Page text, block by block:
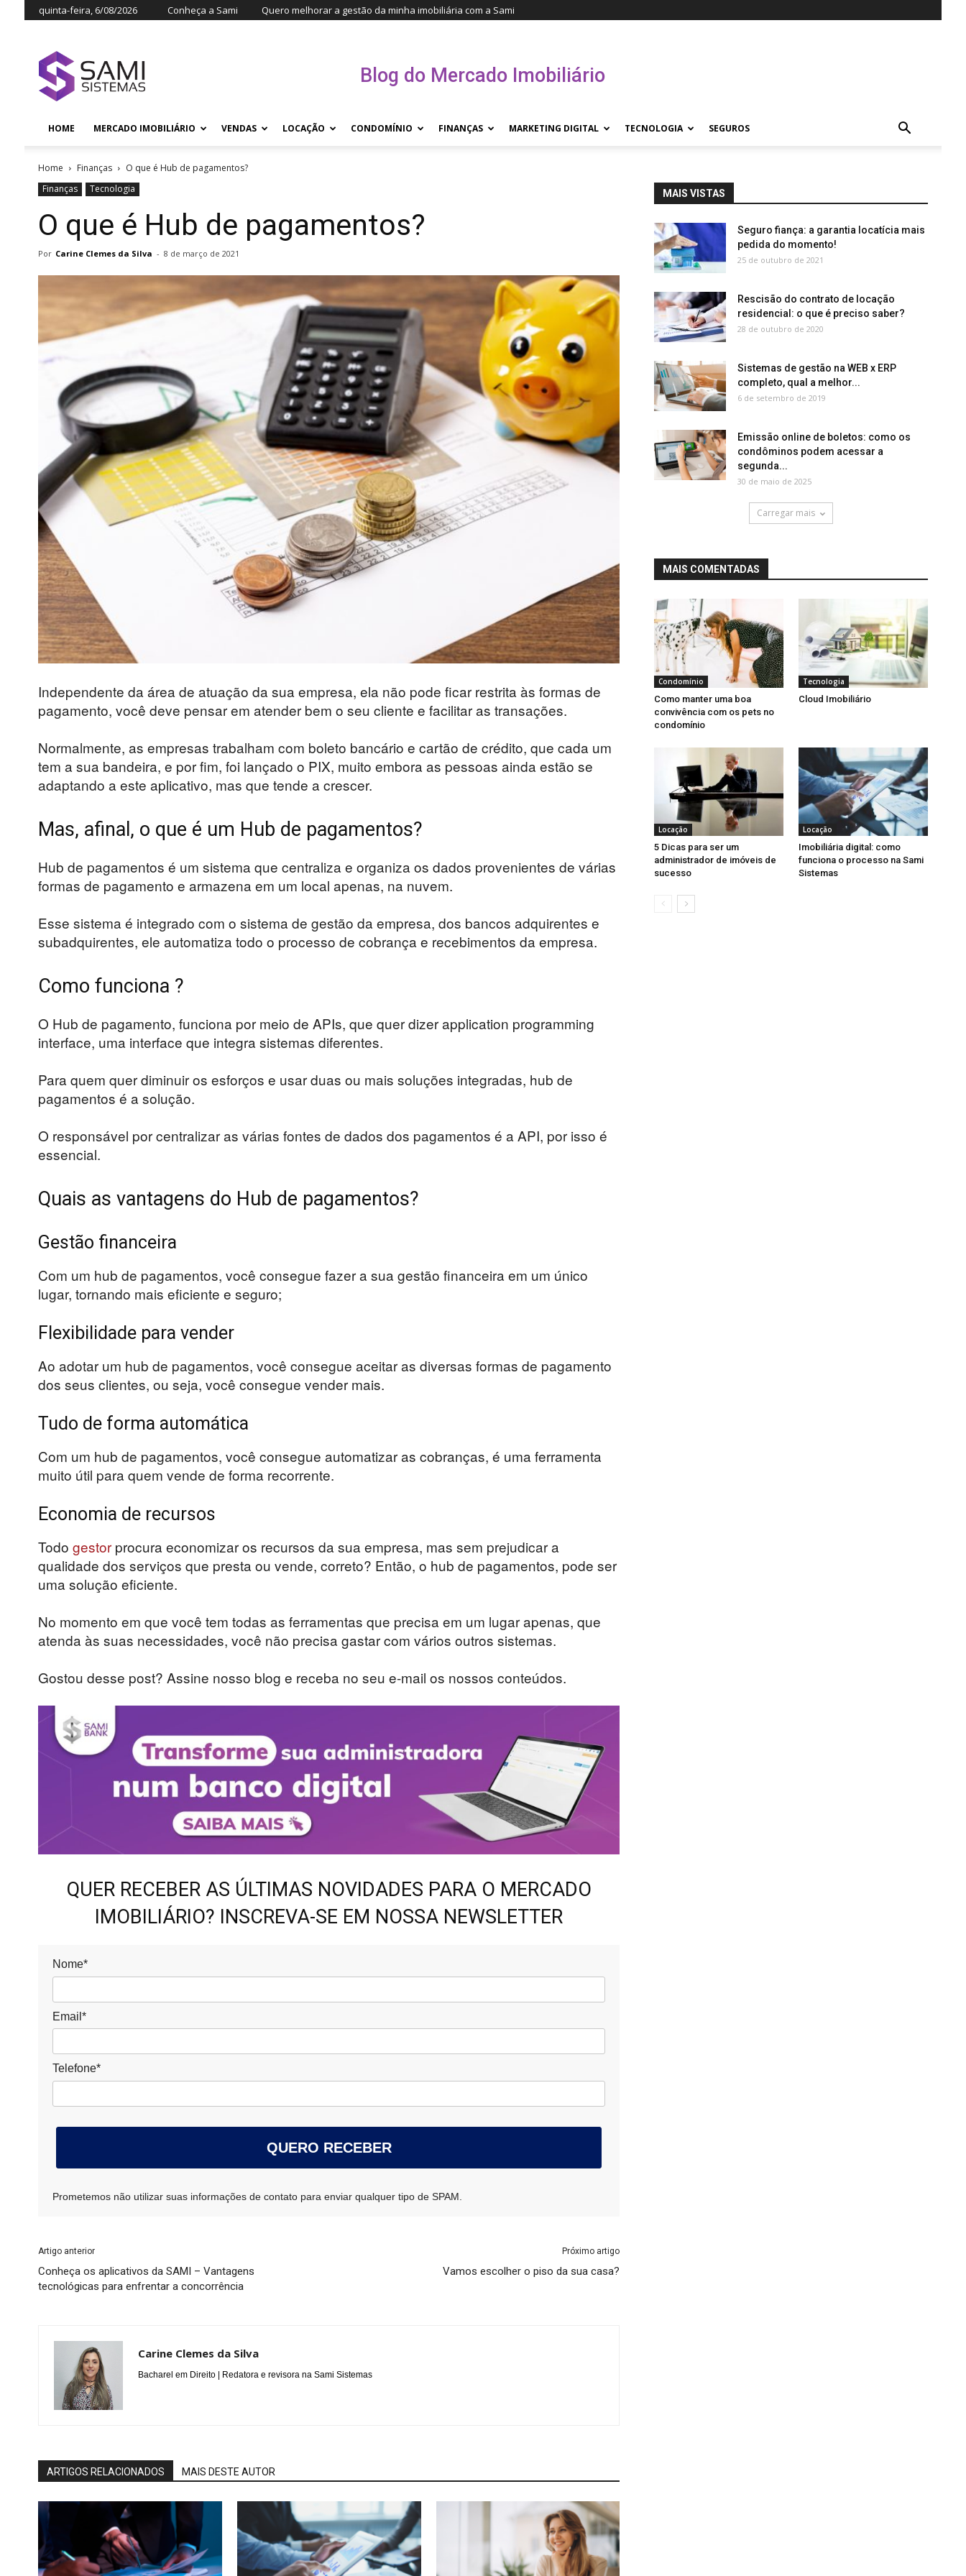
quinta-feira, 6/08/2026 Conheça a Sami Quero melhorar a gestão da minha imobiliária com a Sami
Blog do Mercado Imobiliário
HOME MERCADO IMOBILIÁRIO VENDAS LOCAÇÃO CONDOMÍNIO FINANÇAS MARKETING DIGITAL TECNOLOGIA SEGUROS
Home Finanças
O que é Hub de pagamentos?
Finanças
Tecnologia
O que é Hub de pagamentos?
Por Carine Clemes da Silva - 8 de março de 2021
Independente da área de atuação da sua empresa, ela não pode ficar restrita às formas de
pagamento, você deve pensar em atender bem o seu cliente e facilitar as transações.
Normalmente, as empresas trabalham com boleto bancário e cartão de crédito, que cada um
tem a sua bandeira, e por fim, foi lançado o PIX, muito embora as pessoas ainda estão se
adaptando a este aplicativo, mas que tende a crescer.
Mas, afinal, o que é um Hub de pagamentos?
Hub de pagamentos é um sistema que centraliza e organiza os dados provenientes de várias
formas de pagamento e armazena em um local apenas, na nuvem.
Esse sistema é integrado com o sistema de gestão da empresa, dos bancos adquirentes e
subadquirentes, ele automatiza todo o processo de cobrança e recebimentos da empresa.
Como funciona ?
O Hub de pagamento, funciona por meio de APIs, que quer dizer application programming
interface, uma interface que integra sistemas diferentes.
Para quem quer diminuir os esforços e usar duas ou mais soluções integradas, hub de
pagamentos é a solução.
O responsável por centralizar as várias fontes de dados dos pagamentos é a API, por isso é
essencial.
Quais as vantagens do Hub de pagamentos?
Gestão financeira
Com um hub de pagamentos, você consegue fazer a sua gestão financeira em um único
lugar, tornando mais eficiente e seguro;
Flexibilidade para vender
Ao adotar um hub de pagamentos, você consegue aceitar as diversas formas de pagamento
dos seus clientes, ou seja, você consegue vender mais.
Tudo de forma automática
Com um hub de pagamentos, você consegue automatizar as cobranças, é uma ferramenta
muito útil para quem vende de forma recorrente.
Economia de recursos
Todo gestor procura economizar os recursos da sua empresa, mas sem prejudicar a
qualidade dos serviços que presta ou vende, correto? Então, o hub de pagamentos, pode ser
uma solução eficiente.
No momento em que você tem todas as ferramentas que precisa em um lugar apenas, que
atenda às suas necessidades, você não precisa gastar com vários outros sistemas.
Gostou desse post? Assine nosso blog e receba no seu e-mail os nossos conteúdos.
QUER RECEBER AS ÚLTIMAS NOVIDADES PARA O MERCADO
IMOBILIÁRIO? INSCREVA-SE EM NOSSA NEWSLETTER
Nome*
Email*
Telefone*
QUERO RECEBER
Prometemos não utilizar suas informações de contato para enviar qualquer tipo de SPAM.
Artigo anterior
Conheça os aplicativos da SAMI – Vantagens
tecnológicas para enfrentar a concorrência
Próximo artigo
Vamos escolher o piso da sua casa?
Carine Clemes da Silva
Bacharel em Direito | Redatora e revisora na Sami Sistemas
ARTIGOS RELACIONADOS MAIS DESTE AUTOR
MAIS VISTAS
Seguro fiança: a garantia locatícia mais
pedida do momento!
25 de outubro de 2021
Rescisão do contrato de locação
residencial: o que é preciso saber?
28 de outubro de 2020
Sistemas de gestão na WEB x ERP
completo, qual a melhor...
6 de setembro de 2019
Emissão online de boletos: como os
condôminos podem acessar a
segunda...
30 de maio de 2025
Carregar mais
MAIS COMENTADAS
Condomínio
Como manter uma boa
convivência com os pets no
condomínio
Tecnologia
Cloud Imobiliário
Locação
5 Dicas para ser um
administrador de imóveis de
sucesso
Locação
Imobiliária digital: como
funciona o processo na Sami
Sistemas